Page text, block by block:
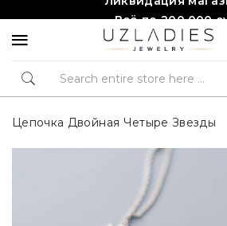
Всё по 200,000
Торопитесь, количество
Цепочка Двойная Четыре Звезды